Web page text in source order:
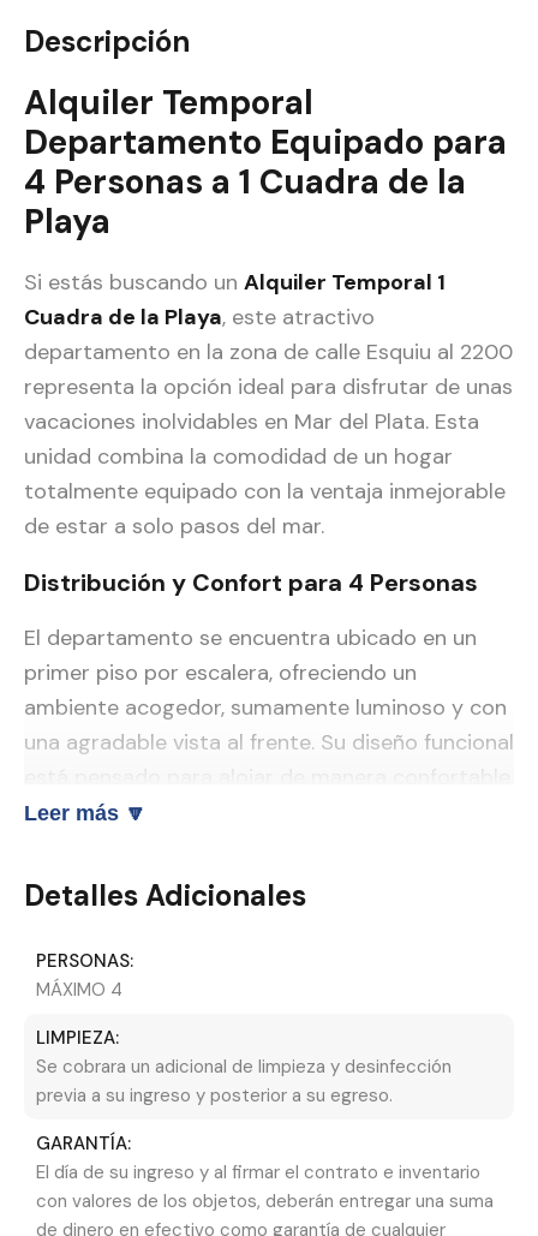
Descripción
Alquiler Temporal
Departamento Equipado para
4 Personas a 1 Cuadra de la
Playa
Si estás buscando un Alquiler Temporal 1
Cuadra de la Playa, este atractivo
departamento en la zona de calle Esquiu al 2200
representa la opción ideal para disfrutar de unas
vacaciones inolvidables en Mar del Plata. Esta
unidad combina la comodidad de un hogar
totalmente equipado con la ventaja inmejorable
de estar a solo pasos del mar.
Distribución y Confort para 4 Personas
El departamento se encuentra ubicado en un
primer piso por escalera, ofreciendo un
ambiente acogedor, sumamente luminoso y con
una agradable vista al frente. Su diseño funcional
está pensado para alojar de manera confortable
hasta cuatro personas, lo que lo hace ideal para
Para garantizar un descanso reparador después
cama de dos plazas de alta densidad y dos
organización de sus pertenencias, dispone de un
amplio placard empotrado con gran capacidad
de almacenamiento.
Equipamiento Técnico y Comodidades
Entendemos que la conectividad y el
Leer más 🔽
Detalles Adicionales
PERSONAS:
MÁXIMO 4
LIMPIEZA:
Se cobrara un adicional de limpieza y desinfección
previa a su ingreso y posterior a su egreso.
GARANTÍA:
El día de su ingreso y al firmar el contrato e inventario
con valores de los objetos, deberán entregar una suma
de dinero en efectivo como garantía de cualquier